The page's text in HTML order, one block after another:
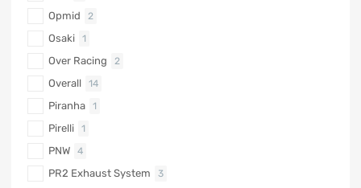
Opmid 2
Osaki 1
Over Racing 2
Overall 14
Piranha 1
Pirelli 1
PNW 4
PR2 Exhaust System 3